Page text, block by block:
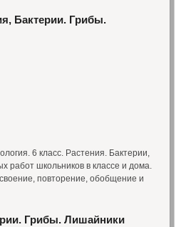
Бактерии. Грибы.
6 класс. Растения. Бактерии,
работ школьников в классе и дома.
повторение, обобщение и
Грибы. Лишайники